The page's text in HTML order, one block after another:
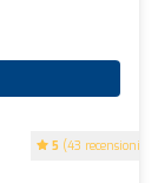
5 (43 recensioni)